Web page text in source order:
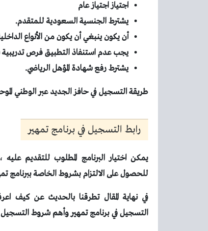
اجتياز اجتياز عام
يشترط الجنسية السعودية للمتقدم.
أن يكون ينبغي أن يكون من الأنواع
يجب عدم استنفاذ التطبيق فرص تدريبية
يشترط رفع شهادة المؤهل الرياضي.
طريقة التسجيل في حافز الجديد عبر الوطني
رابط التسجيل في برنامج تمهير
يمكن اختيار البرنامج المطلوب للتقديم
للحصول على الالتزام بشروط الخاصة ببرنامج
في نهاية المقال تطرقنا بالحديث عنكيف
التسجيل في برنامج تمهير وأهم شروط التسجيل